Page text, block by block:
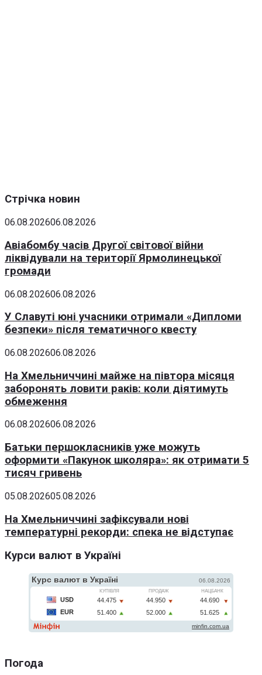
Стрічка новин
06.08.202606.08.2026
Авіабомбу часів Другої світової війни
ліквідували на території Ярмолинецької
громади
06.08.202606.08.2026
У Славуті юні учасники отримали «Дипломи
безпеки» після тематичного квесту
06.08.202606.08.2026
На Хмельниччині майже на півтора місяця
заборонять ловити раків: коли діятимуть
обмеження
06.08.202606.08.2026
Батьки першокласників уже можуть
оформити «Пакунок школяра»: як отримати 5
тисяч гривень
05.08.202605.08.2026
На Хмельниччині зафіксували нові
температурні рекорди: спека не відступає
Курси валют в Україні
Погода